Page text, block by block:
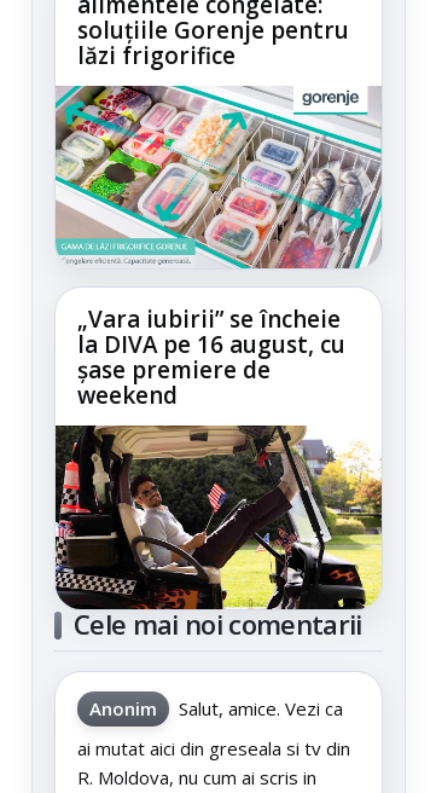
soluțiile Gorenje pentru
lăzi frigorifice
„Vara iubirii” se încheie
la DIVA pe 16 august, cu
șase premiere de
weekend
Cele mai noi comentarii
Anonim
Salut, amice. Vezi ca
ai mutat aici din greseala si tv din
R. Moldova, nu cum ai scris in